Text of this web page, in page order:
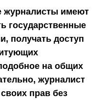
журналисты имеют
государственные
получать доступ
на общих
журналист
прав без